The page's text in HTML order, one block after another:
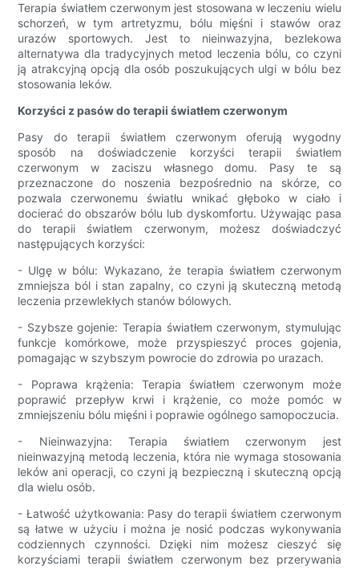
Terapia światłem czerwonym jest stosowana w leczeniu wielu
schorzeń, w tym artretyzmu, bólu mięśni i stawów oraz
urazów sportowych. Jest to nieinwazyjna, bezlekowa
alternatywa dla tradycyjnych metod leczenia bólu, co czyni
ją atrakcyjną opcją dla osób poszukujących ulgi w bólu bez
stosowania leków.
Korzyści z pasów do terapii światłem czerwonym
Pasy do terapii światłem czerwonym oferują wygodny
sposób na doświadczenie korzyści terapii światłem
czerwonym w zaciszu własnego domu. Pasy te są
przeznaczone do noszenia bezpośrednio na skórze, co
pozwala czerwonemu światłu wnikać głęboko w ciało i
docierać do obszarów bólu lub dyskomfortu. Używając pasa
do terapii światłem czerwonym, możesz doświadczyć
następujących korzyści:
- Ulgę w bólu: Wykazano, że terapia światłem czerwonym
zmniejsza ból i stan zapalny, co czyni ją skuteczną metodą
leczenia przewlekłych stanów bólowych.
- Szybsze gojenie: Terapia światłem czerwonym, stymulując
funkcje komórkowe, może przyspieszyć proces gojenia,
pomagając w szybszym powrocie do zdrowia po urazach.
- Poprawa krążenia: Terapia światłem czerwonym może
poprawić przepływ krwi i krążenie, co może pomóc w
zmniejszeniu bólu mięśni i poprawie ogólnego samopoczucia.
- Nieinwazyjna: Terapia światłem czerwonym jest
nieinwazyjną metodą leczenia, która nie wymaga stosowania
leków ani operacji, co czyni ją bezpieczną i skuteczną opcją
dla wielu osób.
- Łatwość użytkowania: Pasy do terapii światłem czerwonym
są łatwe w użyciu i można je nosić podczas wykonywania
codziennych czynności. Dzięki nim możesz cieszyć się
korzyściami terapii światłem czerwonym bez przerywania